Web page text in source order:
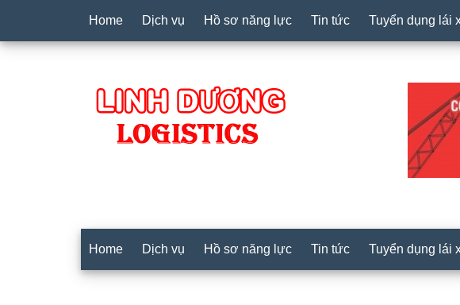
Home Dịch vụ Hồ sơ năng lực Tin tức Tuyển dụng lái
Home Dịch vụ Hồ sơ năng lực Tin tức Tuyển dụng lái